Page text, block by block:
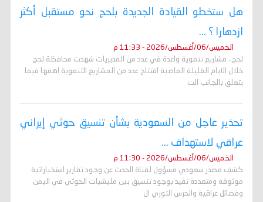
هل ستخطو القيادة الجديدة بلحج نحو مستقبل أكثر
ازدهارا ؟ ...
الخميس/06/أغسطس/2026 - 11:33 م
لحج.. مشاريع تنموية واعدة في عدد من المديريات شهدت محافظة لحج
خلال الايام القليلة الماضية افتتاح عدد من المشاريع التنموية اهمها فيما
يتعلق بالجانب الت
تحذير عاجل من السعودية بشأن تنسيق حوثي إيراني
عراقي لاستهداف ...
الخميس/06/أغسطس/2026 - 11:30 م
كشف مصدر سعودي مسؤول لقناة الحدث عن وجود تقارير استخباراتية
موثوقة ومتعددة تفيد بوجود تنسيق بين مليشيات الحوثي في اليمن
وفصائل عراقية والحرس الثوري ال